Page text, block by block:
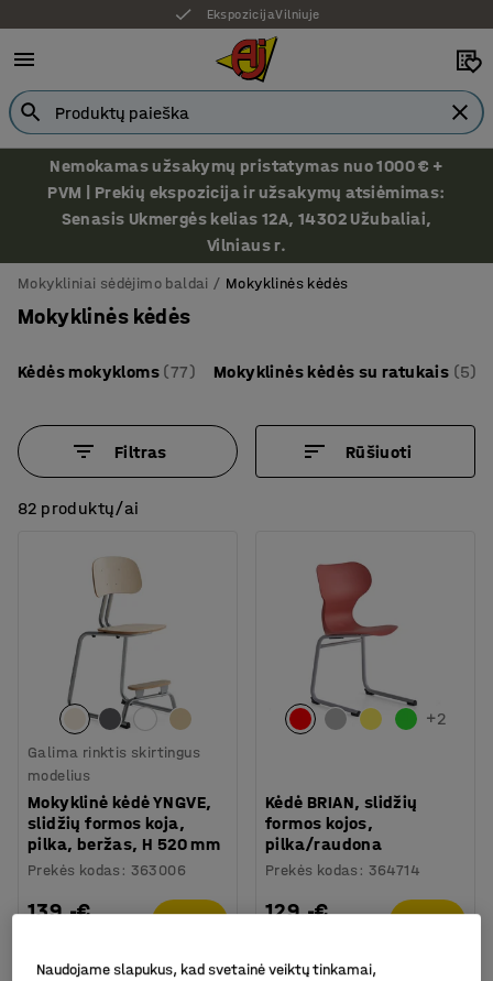
Ekspozicija Vilniuje
Nemokamas užsakymų pristatymas nuo 1000 € +
PVM | Prekių ekspozicija ir užsakymų atsiėmimas:
Senasis Ukmergės kelias 12A, 14302 Užubaliai,
Vilniaus r.
Mokykliniai sėdėjimo baldai Mokyklinės kėdės
Mokyklinės kėdės
Kėdės mokykloms (77) Mokyklinės kėdės su ratukais (5)
Filtras Rūšiuoti
82 produktų/ai
Galima rinktis skirtingus
modelius
Mokyklinė kėdė YNGVE,
slidžių formos koja,
pilka, beržas, H 520 mm
Prekės kodas : 363006
139.-€ PIRKTI
+2
Kėdė BRIAN, slidžių
formos kojos,
pilka/raudona
Prekės kodas : 364714
129.-€ PIRKTI
Naudojame slapukus, kad svetainė veiktų tinkamai,